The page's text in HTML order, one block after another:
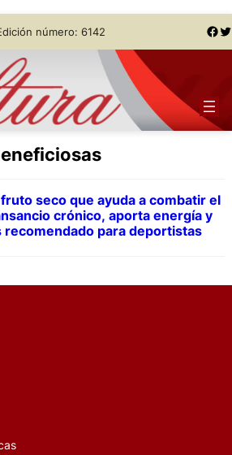
número: 6142 Facebook Twitter
fruto seco que ayuda a combatir el
crónico, aporta energía y
recomendado para deportistas